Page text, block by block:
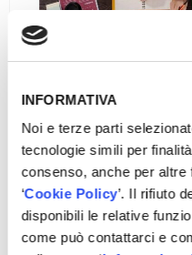
INFORMATIVA
Noi e terze parti
tecnologie simili per
consenso, anche per
‘Cookie Policy’. Il rifiuto
disponibili le relative
come può contattarci e